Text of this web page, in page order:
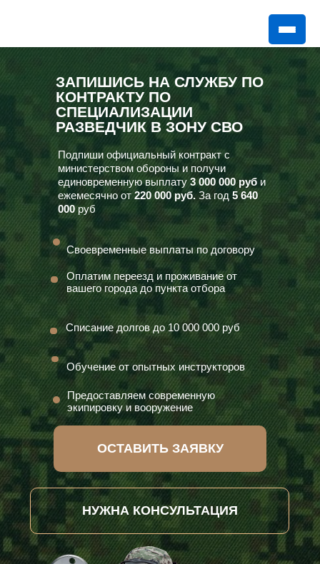
ЗАПИШИСЬ НА СЛУЖБУ ПО
КОНТРАКТУ ПО
СПЕЦИАЛИЗАЦИИ
РАЗВЕДЧИК В ЗОНУ СВО
Подпиши официальный контракт с
министерством обороны и получи
единовременную выплату3 000 000 руб и
ежемесячно от220 000 руб.За год 5 640
000руб
ОСТАВИТЬ ЗАЯВКУ
НУЖНА КОНСУЛЬТАЦИЯ
Оплатим переезд и проживание от
вашего города до пункта отбора
Предоставляем современную
экипировку и вооружение
Списание долгов до 10 000 000 руб
Обучение от опытных инструкторов
Своевременные выплаты по договору